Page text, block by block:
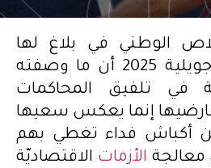
الوطني في بلاغ لها
أمس الثلاثاء غرة جويلية 2025 أن ما وصفته
في تلفيق المحاكمات
إنما يعكس سعيها
أكباش فداء تغطي بهم
الأزمات الاقتصاديّة